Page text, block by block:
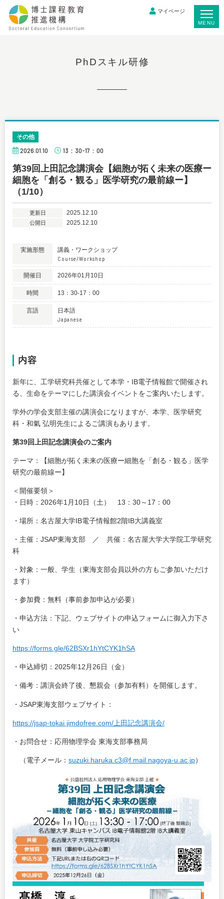
マイページ
PhDスキル研修
その他
2026.01.10 13：30-17：00
第39回上田記念講演会【細胞が拓く未来の医療ー
細胞を「創る・観る」医学研究の最前線ー】
（1/10）
更新日 2025.12.10
公開日 2025.12.10
実施形態 講義・ワークショップ
Course/Workshop
開催日 2026年01月10日
時間 13：30-17：00
言語 日本語
Japanese
内容
新年に、工学研究科共催として本学・IB電子情報館で開催され
る、生命をテーマにした講演会イベントをご案内いたします。
学外の学会支部主催の講演会になりますが、本学、医学研究
科・和氣 弘明先生によるご講演もあります。
第39回上田記念講演会のご案内
テーマ：【細胞が拓く未来の医療ー細胞を「創る・観る」医学
研究の最前線ー】
＜開催要領＞
・日時：2026年1月10日（土） 13：30～17：00
・場所：名古屋大学IB電子情報館2階IB大講義室
・主催：JSAP東海支部 ／ 共催：名古屋大学大学院工学研究
科
・対象：一般、学生（東海支部会員以外の方もご参加いただけ
ます）
・参加費：無料（事前参加申込が必要）
・申込方法：下記、ウェブサイトの申込フォームに御入力下さ
い
https://forms.gle/62BSXr1hYtCYK1hSA
・申込締切：2025年12月26日（金）
・備考：講演会終了後、懇親会（参加有料）を開催します。
・JSAP東海支部ウェブサイト：
https://jsap-tokai.jimdofree.com/上田記念講演会/
・お問合せ：応用物理学会 東海支部事務局
（電子メール： suzuki.haruka.c3@f.mail.nagoya-u.ac.jp）
MENU